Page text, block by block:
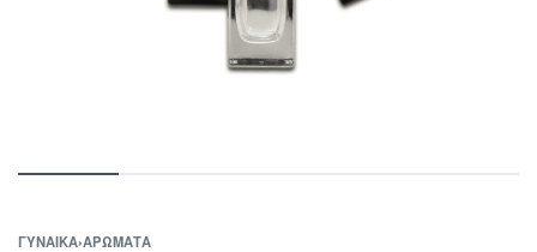
ΓΥΝΑΊΚΑ›ΑΡΏΜΑΤΑ